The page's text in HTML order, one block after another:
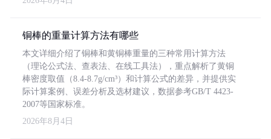
铜棒的重量计算方法有哪些
本文详细介绍了铜棒和黄铜棒重量的三种常用计算方法
（理论公式法、查表法、在线工具法），重点解析了黄铜
棒密度取值（8.4-8.7g/cm³）和计算公式的差异，并提供实
际计算案例、误差分析及选材建议，数据参考GB/T 4423-
2007等国家标准。
2026年8月4日